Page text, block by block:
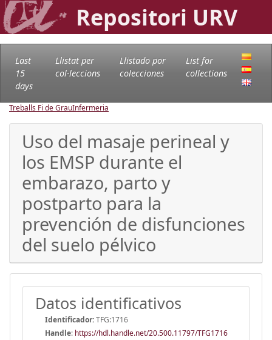
Repositori URV
Last
15
days
Llistat per
col·leccions
Llistado por
colecciones
List for
collections
Treballs Fi de GrauInfermeria
Uso del masaje perineal y
los EMSP durante el
embarazo, parto y
postparto para la
prevención de disfunciones
del suelo pélvico
Datos identificativos
Identificador:TFG:1716
Handle: https://hdl.handle.net/20.500.11797/TFG1716